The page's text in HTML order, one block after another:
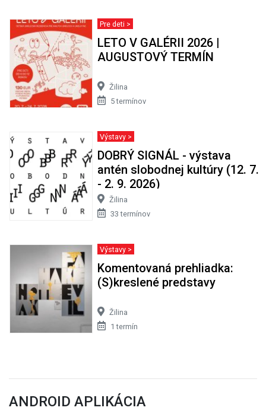
Pre deti >
LETO V GALÉRII 2026 |
AUGUSTOVÝ TERMÍN
Žilina
5 termínov
Výstavy >
DOBRÝ SIGNÁL - výstava
antén slobodnej kultúry (12. 7.
- 2. 9. 2026)
Žilina
33 termínov
Výstavy >
Komentovaná prehliadka:
(S)kreslené predstavy
Žilina
1 termín
ANDROID APLIKÁCIA